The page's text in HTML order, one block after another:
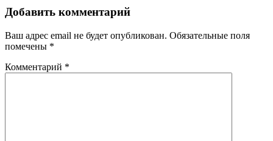
Добавить комментарий
Ваш адрес email не будет опубликован. Обязательные поля
помечены *
Комментарий *